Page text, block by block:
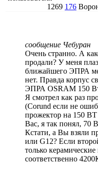
1269 176
сообщение Чебуран
Очень странно. А
продали? У меня
ближайшего ЭПРА
нет. Правда корпус
ЭПРА OSRAM 150
Я смотрел как раз
(Corund если не
прожектор на 150 ВТ
Вас, я так понял, 70
Кстати, а Вы взяли
или G12? Если
только керамические
соответственно